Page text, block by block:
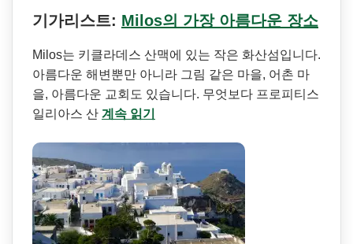
기가리스트: Milos의 가장 아름다운 장소
Milos는 키클라데스 산맥에 있는 작은 화산섬입니다.
아름다운 해변뿐만 아니라 그림 같은 마을, 어촌 마
을, 아름다운 교회도 있습니다. 무엇보다 프로피티스
일리아스 산 계속 읽기